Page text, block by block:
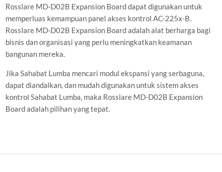
Rosslare MD-D02B Expansion Board dapat digunakan untuk
memperluas kemampuan panel akses kontrol AC-225x-B.
Rosslare MD-D02B Expansion Board adalah alat berharga bagi
bisnis dan organisasi yang perlu meningkatkan keamanan
bangunan mereka.
Jika Sahabat Lumba mencari modul ekspansi yang serbaguna,
dapat diandalkan, dan mudah digunakan untuk sistem akses
kontrol Sahabat Lumba, maka Rosslare MD-D02B Expansion
Board adalah pilihan yang tepat.